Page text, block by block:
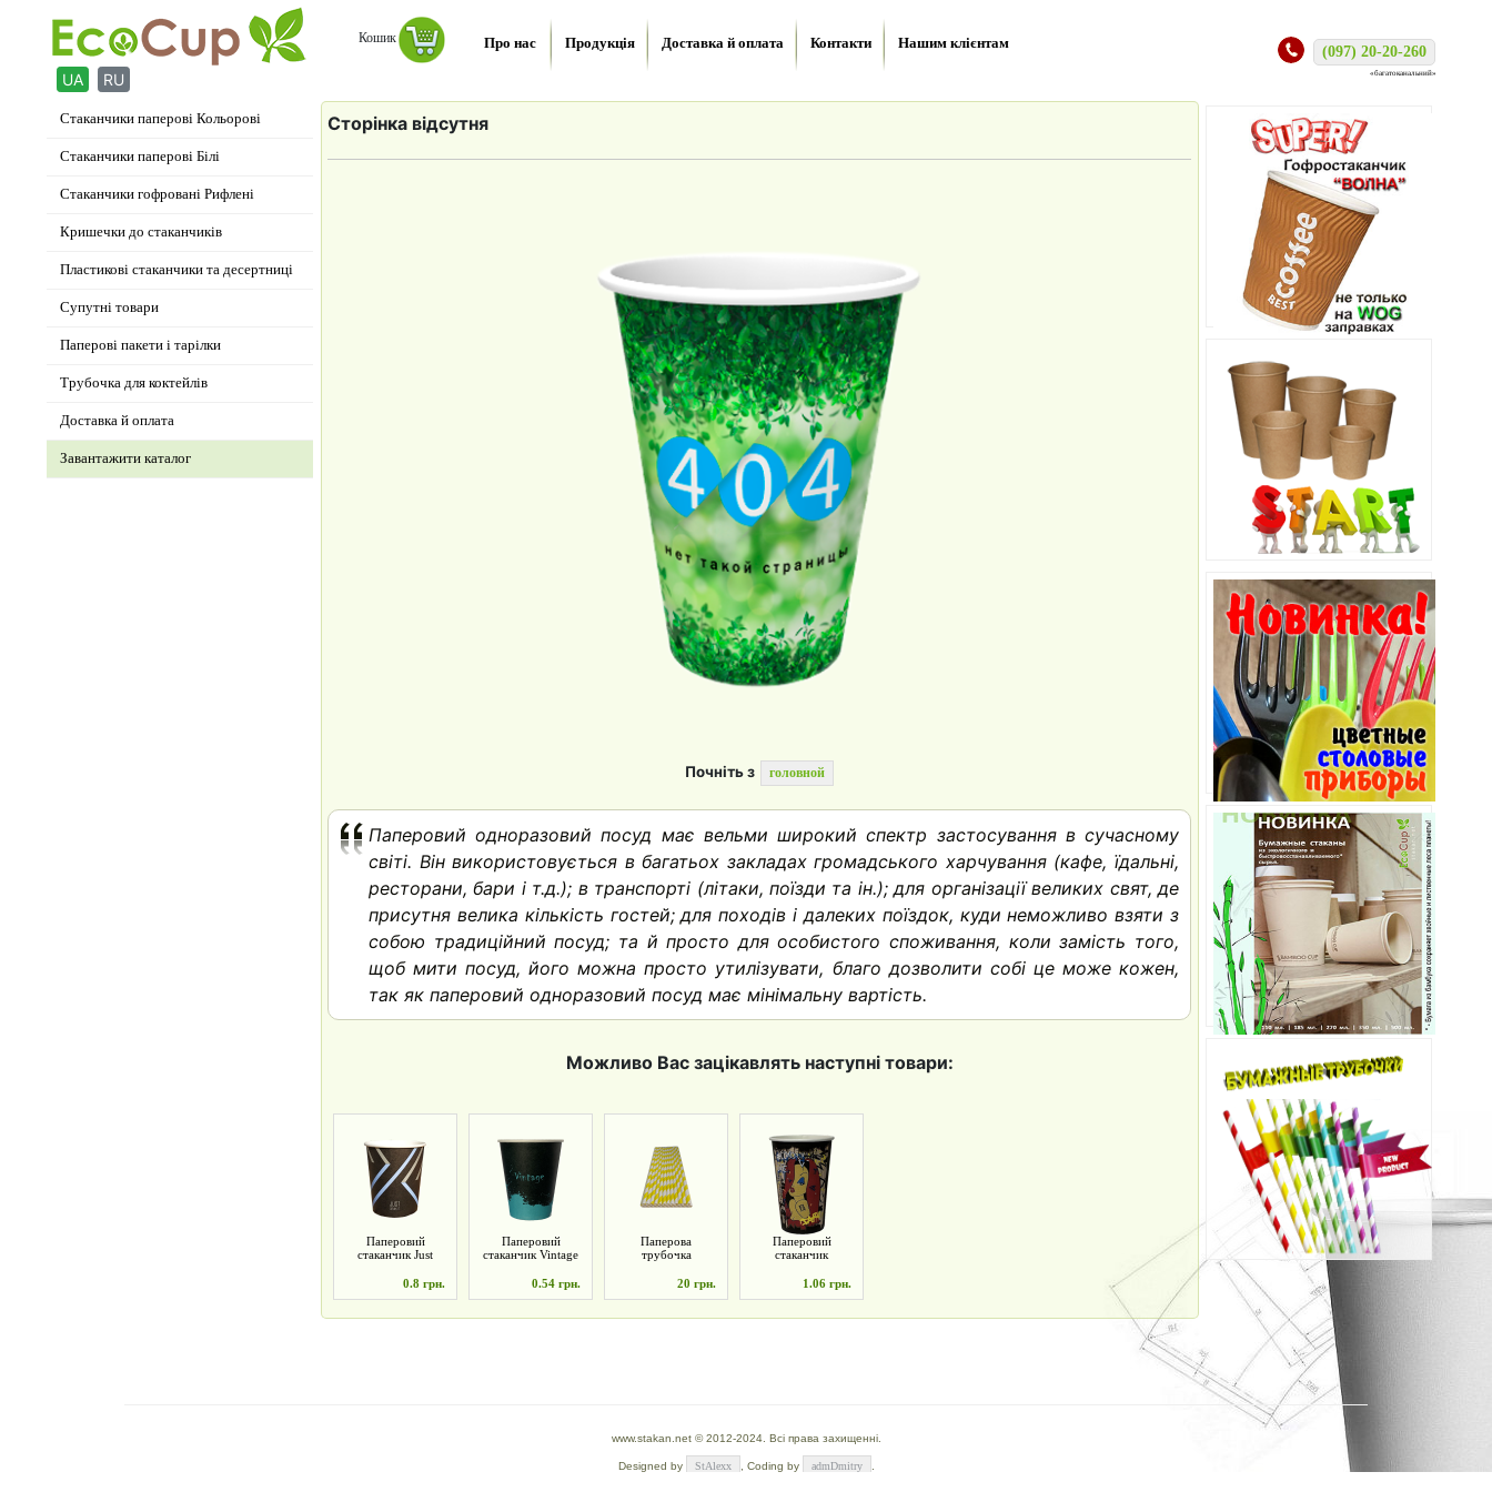
Кошик Про нас Продукція Доставка й оплата Контакти Нашим клієнтам (097) 20-20-260
«багатоканальний»
Сторінка відсутня
Почніть з головной
Паперовий одноразовий посуд має вельми широкий спектр застосування в сучасному
світі. Він використовується в багатьох закладах громадського харчування (кафе, їдальні,
ресторани, бари і т.д.); в транспорті (літаки, поїзди та ін.); для організації великих свят, де
присутня велика кількість гостей; для походів і далеких поїздок, куди неможливо взяти з
собою традиційний посуд; та й просто для особистого споживання, коли замість того,
щоб мити посуд, його можна просто утилізувати, благо дозволити собі це може кожен,
так як паперовий одноразовий посуд має мінімальну вартість.
Можливо Вас зацікавлять наступні товари:
Паперовий
стаканчик Just
0.8 грн.
Паперовий
стаканчик Vintage
0.54 грн.
Паперова
трубочка
50шт./уп (жовта)
20 грн.
Паперовий
стаканчик
1.06 грн.
Стаканчики паперові Кольорові
Стаканчики паперові Білі
Стаканчики гофровані Рифлені
Кришечки до стаканчиків
Пластикові стаканчики та десертниці
Супутні товари
Паперові пакети і тарілки
Трубочка для коктейлів
Доставка й оплата
Завантажити каталог
www.stakan.net © 2012-2024. Всі права захищенні.
Designed by StAlexx , Coding by admDmitry